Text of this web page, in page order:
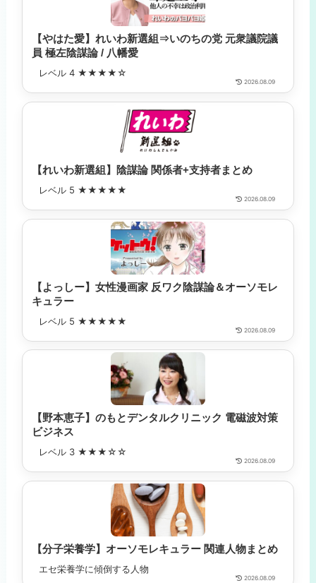
【やはた愛】れいわ新選組⇒いのちの党 元衆議院議
員 極左陰謀論 / 八幡愛
レベル 4 ★★★★☆
2026.08.09
【れいわ新選組】陰謀論 関係者+支持者まとめ
レベル 5 ★★★★★
2026.08.09
【よっしー】女性漫画家 反ワク陰謀論＆オーソモレ
キュラー
レベル 5 ★★★★★
2026.08.09
【野本恵子】のもとデンタルクリニック 電磁波対策
ビジネス
レベル 3 ★★★☆☆
2026.08.09
【分子栄養学】オーソモレキュラー 関連人物まとめ
エセ栄養学に傾倒する人物
2026.08.09